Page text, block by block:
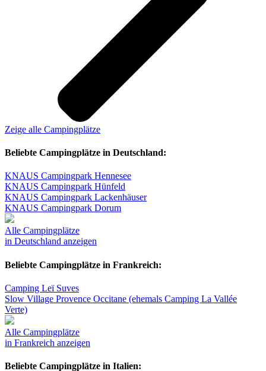
Zeige alle Campingplätze
Beliebte Campingplätze in Deutschland:
KNAUS Campingpark Hennesee
KNAUS Campingpark Hünfeld
KNAUS Campingpark Lackenhäuser
KNAUS Campingpark Dorum
Alle Campingplätze
in Deutschland anzeigen
Beliebte Campingplätze in Frankreich:
Camping Leï Suves
Slow Village Provence Occitane (ehemals Camping La Vallée
Verte)
Alle Campingplätze
in Frankreich anzeigen
Beliebte Campingplätze in Italien: